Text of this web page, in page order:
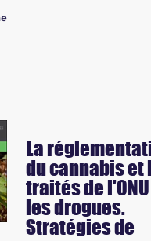
La
du cannabis et
traités de
les drogues.
Stratégies de